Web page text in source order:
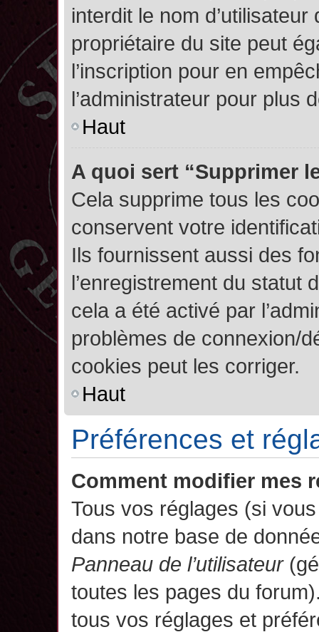
interdit le nom
propriétaire du site peut
l’inscription pour en
l’administrateur pour plus
Haut
A quoi sert “Supprimer
Cela supprime tous les
conservent votre
Ils fournissent aussi des
l’enregistrement du statut
cela a été activé par
problèmes de connexion/
cookies peut les corriger.
Haut
Préférences et
Comment modifier mes
Tous vos réglages (si
dans notre base de
Panneau de l’utilisateur
toutes les pages du
tous vos réglages et